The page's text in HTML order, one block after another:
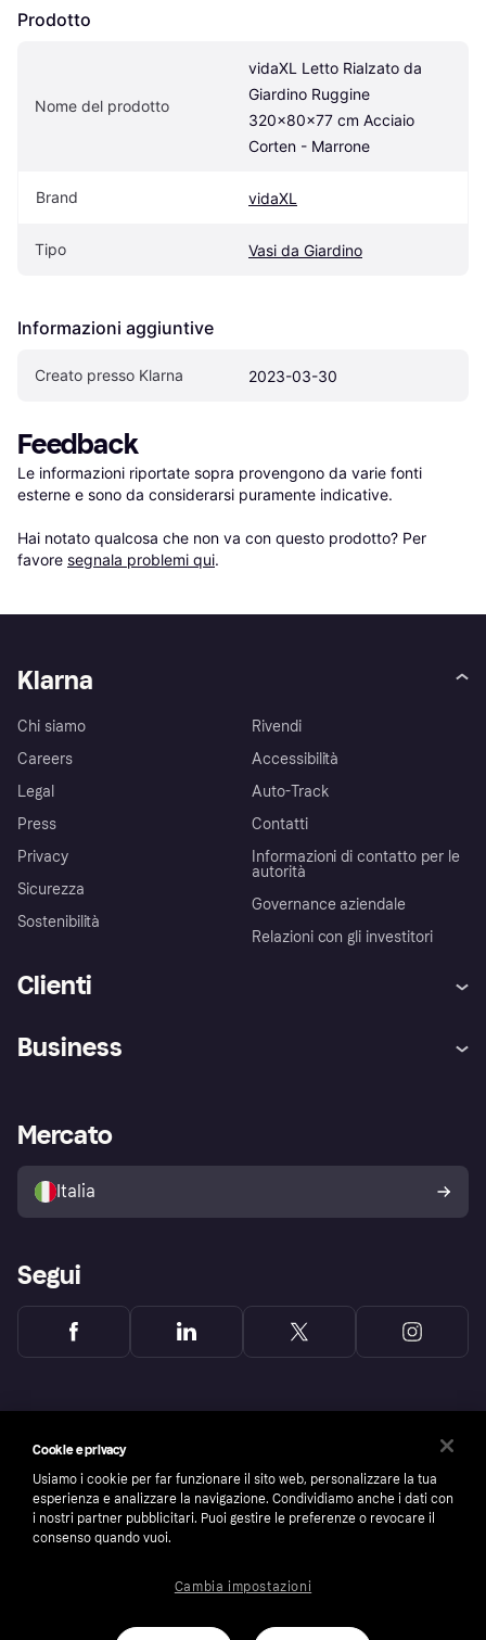
Prodotto
Nome del prodotto
vidaXL Letto Rialzato da
Giardino Ruggine
320x80x77 cm Acciaio
Corten - Marrone
Brand vidaXL
Tipo Vasi da Giardino
Informazioni aggiuntive
Creato presso Klarna 2023-03-30
Feedback
Le informazioni riportate sopra provengono da varie fonti
esterne e sono da considerarsi puramente indicative.
Hai notato qualcosa che non va con questo prodotto? Per
favore segnala problemi qui.
Klarna
Chi siamo
Careers
Legal
Press
Privacy
Sicurezza
Sostenibilità
Rivendi
Accessibilità
Auto-Track
Contatti
Informazioni di contatto per le
autorità
Governance aziendale
Relazioni con gli investitori
Clienti
Esplora i negozi
Politica di protezione
dell'acquirente Klarna
Business
Accesso aziende
Mercato
Italia
Segui
number: 556737-0431
Cookie e privacy
Usiamo i cookie per far funzionare il sito web, personalizzare la tua
esperienza e analizzare la navigazione. Condividiamo anche i dati con
i nostri partner pubblicitari. Puoi gestire le preferenze o revocare il
consenso quando vuoi.
Cambia impostazioni